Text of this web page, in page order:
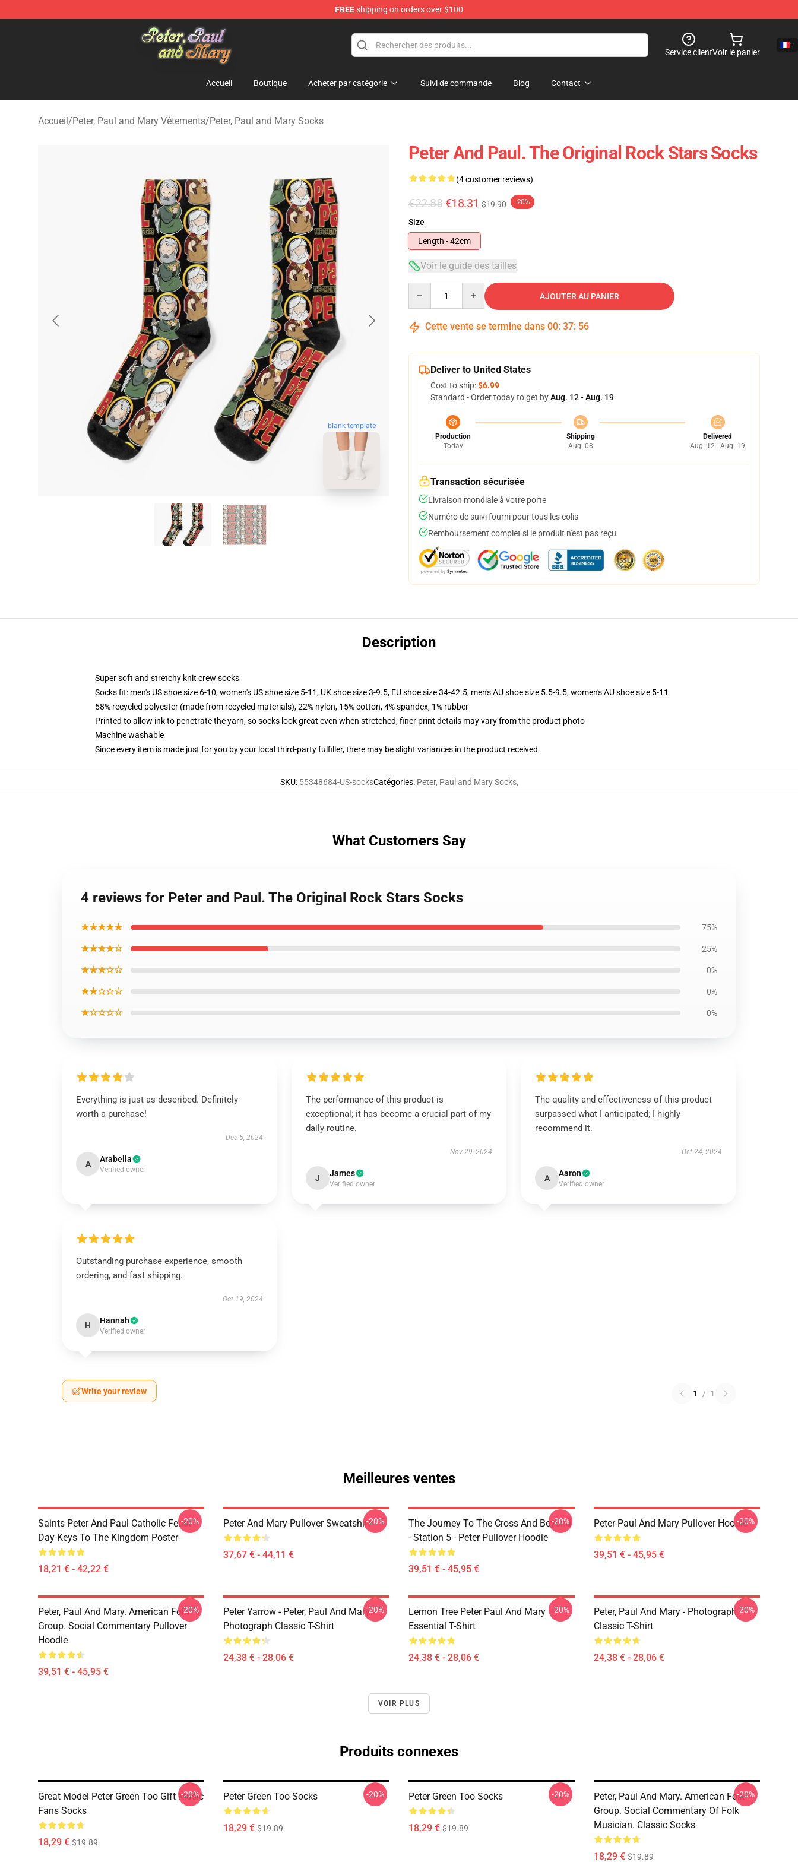
FREEshipping on orders over $100
Peter, Paul and Mary Store - Official Peter, Paul and Mary Merchandise Shop
Service clientVoir le panier
Accueil Boutique Acheter par catégorie Suivi de commande Blog Contact
Accueil/Peter, Paul and Mary Vêtements/Peter, Paul and Mary Socks
blank template
Peter And Paul. The Original Rock Stars Socks
(4 customer reviews)
€22.88 €18.31 $19.90 -20%
Size
Length - 42cm
Voir le guide des tailles
AJOUTER AU PANIER
Cette vente se termine dans 00: 37: 55
Deliver to United States
Cost to ship:$6.99
Standard - Order today to get byAug. 12 - Aug. 19
Production
Today
Shipping
Aug. 08
Delivered
Aug. 12 - Aug. 19
Transaction sécurisée
Livraison mondiale à votre porte
Numéro de suivi fourni pour tous les colis
Remboursement complet si le produit n'est pas reçu
Description
Super soft and stretchy knit crew socks
Socks fit: men's US shoe size 6-10, women's US shoe size 5-11, UK shoe size 3-9.5, EU shoe size 34-42.5, men's AU shoe size 5.5-9.5, women's AU shoe size 5-11
58% recycled polyester (made from recycled materials), 22% nylon, 15% cotton, 4% spandex, 1% rubber
Printed to allow ink to penetrate the yarn, so socks look great even when stretched; finer print details may vary from the product photo
Machine washable
Since every item is made just for you by your local third-party fulfiller, there may be slight variances in the product received
SKU: 55348684-US-socksCatégories: Peter, Paul and Mary Socks,
What Customers Say
4 reviews for Peter and Paul. The Original Rock Stars Socks
★★★★★ 75%
★★★★☆ 25%
★★★☆☆ 0%
★★☆☆☆ 0%
★☆☆☆☆ 0%
Everything is just as described. Definitely
worth a purchase!
Dec 5, 2024
A Arabella
Verified owner
The performance of this product is
exceptional; it has become a crucial part of my
daily routine.
Nov 29, 2024
J James
Verified owner
The quality and effectiveness of this product
surpassed what I anticipated; I highly
recommend it.
Oct 24, 2024
A Aaron
Verified owner
Outstanding purchase experience, smooth
ordering, and fast shipping.
Oct 19, 2024
H Hannah
Verified owner
Write your review 1 / 1
Meilleures ventes
Saints Peter And Paul Catholic Feast
Day Keys To The Kingdom Poster
18,21 € - 42,22 €
-20% Peter And Mary Pullover Sweatshirt
37,67 € - 44,11 €
-20%
The Journey To The Cross And Beyond
- Station 5 - Peter Pullover Hoodie
39,51 € - 45,95 €
-20% Peter Paul And Mary Pullover Hoodie
39,51 € - 45,95 €
-20%
Peter, Paul And Mary. American Folk
Group. Social Commentary Pullover
Hoodie
39,51 € - 45,95 €
-20%
Peter Yarrow - Peter, Paul And Mary -
Photograph Classic T-Shirt
24,38 € - 28,06 €
-20%
Lemon Tree Peter Paul And Mary
Essential T-Shirt
24,38 € - 28,06 €
-20%
Peter, Paul And Mary - Photograph
Classic T-Shirt
24,38 € - 28,06 €
-20%
VOIR PLUS
Produits connexes
Great Model Peter Green Too Gift Music
Fans Socks
18,29 € $19.89
-20% Peter Green Too Socks
18,29 € $19.89
-20% Peter Green Too Socks
18,29 € $19.89
-20%
Peter, Paul And Mary. American Folk
Group. Social Commentary Of Folk
Musician. Classic Socks
18,29 € $19.89
-20%